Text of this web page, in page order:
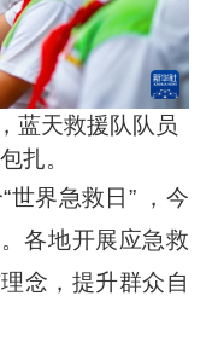
蓝天救援队队员
扎。
界急救日” ，今
各地开展应急救
念，提升群众自